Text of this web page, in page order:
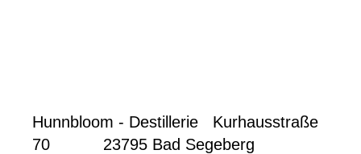
Hunnbloom - Destillerie Kurhausstraße
70 23795 Bad Segeberg